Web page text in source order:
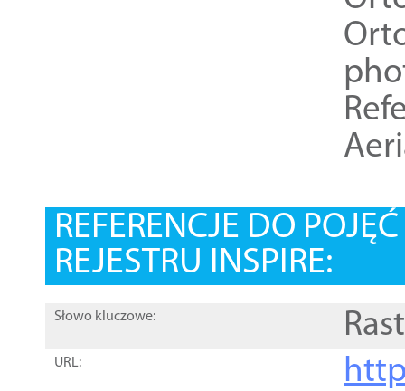
REFERENCJE DO
REJESTRU INSPIRE:
Słowo kluczowe:
URL: